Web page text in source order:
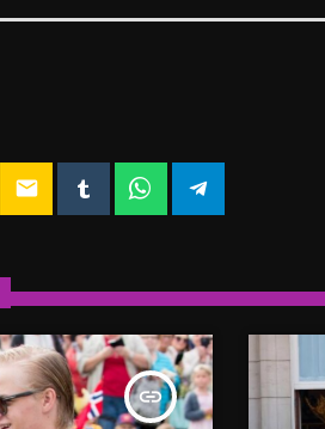
email
insert_link